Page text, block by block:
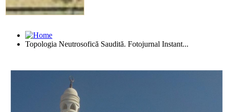
Topologia Neutrosofică Saudită. Fotojurnal Instant...